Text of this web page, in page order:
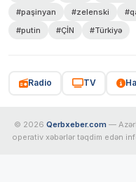
#paşinyan #zelenski
#putin
#ÇİN #Türkiyə
Radio TV
© 2026 Qerbxeber.com —
operativ xəbərlər təqdim edən